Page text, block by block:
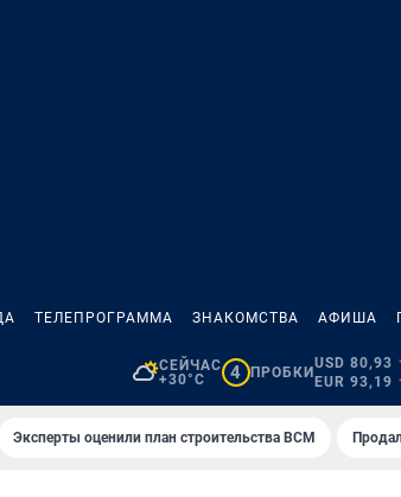
ТЕЛЕПРОГРАММА ЗНАКОМСТВА АФИША
СЕЙЧАС
+30°C
4 ПРОБКИ
USD 80,93
EUR 93,19
Эксперты оценили план строительства ВСМ